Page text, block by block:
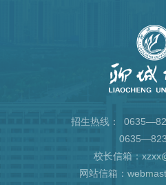
招生热线：
校长信箱：
网站信箱：